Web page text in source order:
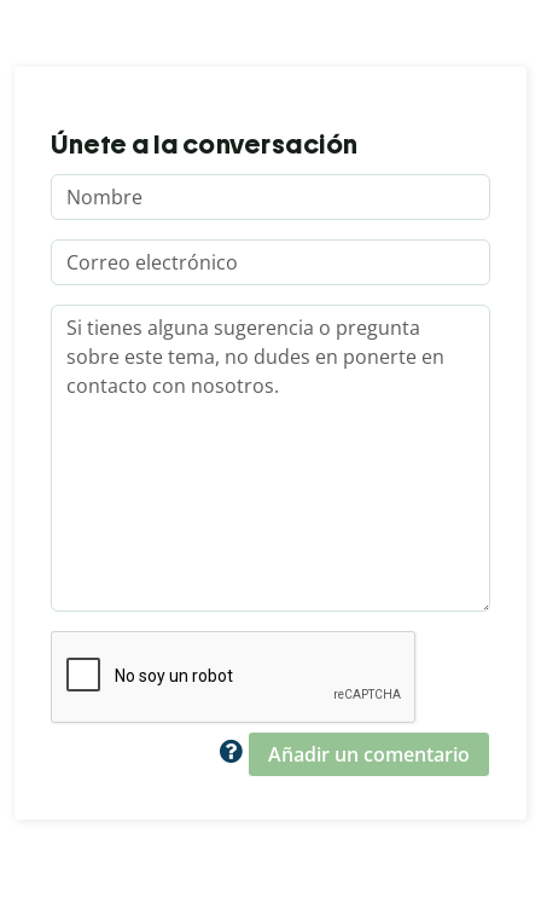
Únete a la conversación
Añadir un comentario